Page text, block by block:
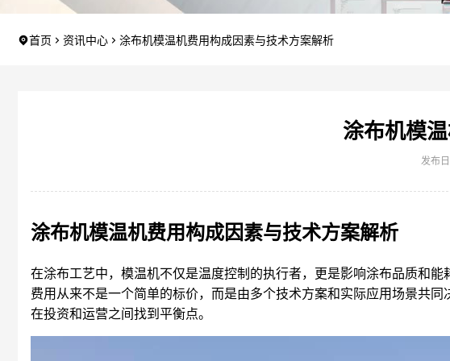
首页 资讯中心 涂布机模温机费用构成因素与技术方案解析
涂布机模
发布
涂布机模温机费用构成因素与技术方案解析
在涂布工艺中，模温机不仅是温度控制的执行者，更是影响涂布品质和
费用从来不是一个简单的标价，而是由多个技术方案和实际应用场景共
在投资和运营之间找到平衡点。